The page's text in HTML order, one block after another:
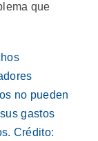
que